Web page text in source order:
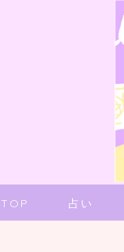
TOP 占い